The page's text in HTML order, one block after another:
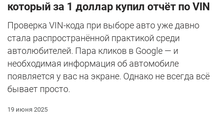
который за 1 доллар купил отчёт по VIN
Проверка VIN-кода при выборе авто уже давно
стала распространённой практикой среди
автолюбителей. Пара кликов в Google — и
необходимая информация об автомобиле
появляется у вас на экране. Однако не всегда всё
бывает просто.
19 июня 2025